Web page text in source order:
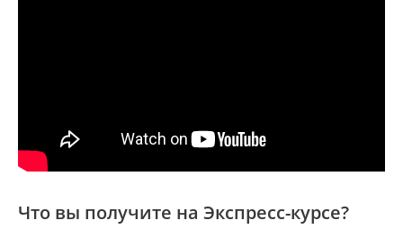
Что вы получите на Экспресс-курсе?